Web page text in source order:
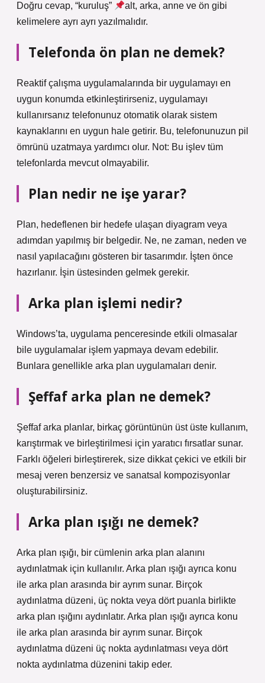
Doğru cevap, “kuruluş”
alt, arka, anne ve ön gibi
kelimelere ayrı ayrı yazılmalıdır.
Telefonda ön plan ne demek?
Reaktif çalışma uygulamalarında bir uygulamayı en
uygun konumda etkinleştirirseniz, uygulamayı
kullanırsanız telefonunuz otomatik olarak sistem
kaynaklarını en uygun hale getirir. Bu, telefonunuzun pil
ömrünü uzatmaya yardımcı olur. Not: Bu işlev tüm
telefonlarda mevcut olmayabilir.
Plan nedir ne işe yarar?
Plan, hedeflenen bir hedefe ulaşan diyagram veya
adımdan yapılmış bir belgedir. Ne, ne zaman, neden ve
nasıl yapılacağını gösteren bir tasarımdır. İşten önce
hazırlanır. İşin üstesinden gelmek gerekir.
Arka plan işlemi nedir?
Windows’ta, uygulama penceresinde etkili olmasalar
bile uygulamalar işlem yapmaya devam edebilir.
Bunlara genellikle arka plan uygulamaları denir.
Şeffaf arka plan ne demek?
Şeffaf arka planlar, birkaç görüntünün üst üste kullanım,
karıştırmak ve birleştirilmesi için yaratıcı fırsatlar sunar.
Farklı öğeleri birleştirerek, size dikkat çekici ve etkili bir
mesaj veren benzersiz ve sanatsal kompozisyonlar
oluşturabilirsiniz.
Arka plan ışığı ne demek?
Arka plan ışığı, bir cümlenin arka plan alanını
aydınlatmak için kullanılır. Arka plan ışığı ayrıca konu
ile arka plan arasında bir ayrım sunar. Birçok
aydınlatma düzeni, üç nokta veya dört puanla birlikte
arka plan ışığını aydınlatır. Arka plan ışığı ayrıca konu
ile arka plan arasında bir ayrım sunar. Birçok
aydınlatma düzeni üç nokta aydınlatması veya dört
nokta aydınlatma düzenini takip eder.